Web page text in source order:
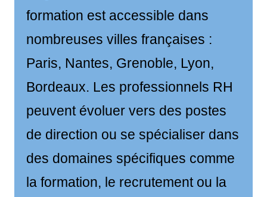
formation est accessible dans
nombreuses villes françaises :
Paris, Nantes, Grenoble, Lyon,
Bordeaux. Les professionnels RH
peuvent évoluer vers des postes
de direction ou se spécialiser dans
des domaines spécifiques comme
la formation, le recrutement ou la